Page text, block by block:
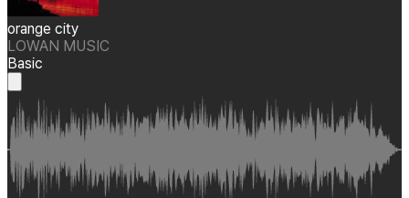
orange city
LOWAN MUSIC
Basic